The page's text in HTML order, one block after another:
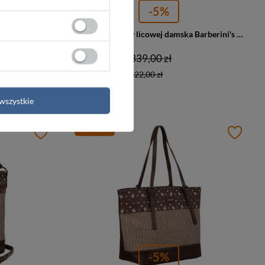
-5%
Torebka ze skóry licowej damska Barberini's 996-12 shopper bag A4 jasnobrązowa
322,00 zł
Najniższa cena: 322,00 zł
339,00 zł
-5%